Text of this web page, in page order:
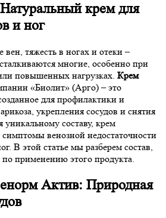
крем для
и ног
тяжесть в ногах и отеки –
многие, особенно при
повышенных нагрузках. Крем
«Биолит» (Арго) – это
для профилактики и
укрепления сосудов и снятия
уникальному составу, крем
венозной недостаточности
В этой статье мы разберем состав,
применению этого продукта.
Актив: Природная